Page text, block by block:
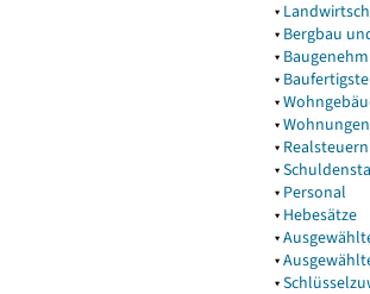
▾
▾ Bergbau
▾
▾
▾
▾Wohnungen
▾ Realsteuern
▾
▾ Personal
▾ Hebesätze
▾
▾
▾